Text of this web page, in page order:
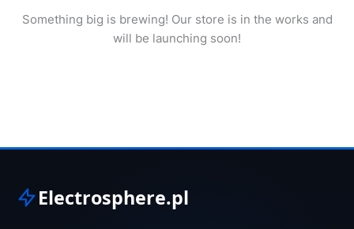
Something big is brewing! Our store is in the works and
will be launching soon!
Electrosphere.pl